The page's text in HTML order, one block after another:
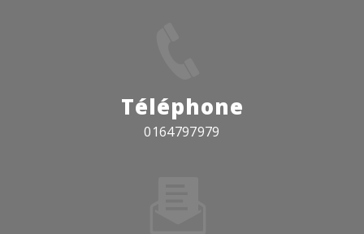
Téléphone
0164797979